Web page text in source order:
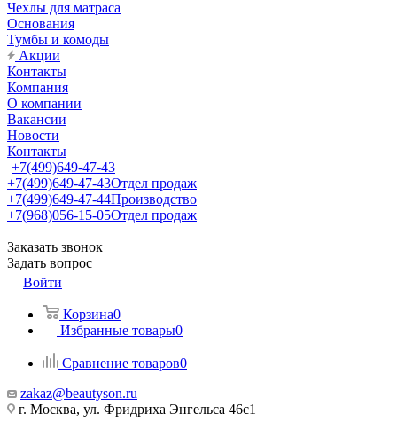
Чехлы для матраса
Основания
Тумбы и комоды
Акции
Контакты
Компания
О компании
Вакансии
Новости
Контакты
+7(499)649-47-43
+7(499)649-47-43Отдел продаж
+7(499)649-47-44Производство
+7(968)056-15-05Отдел продаж
Заказать звонок
Задать вопрос
Войти
Корзина0
Избранные товары0
Сравнение товаров0
zakaz@beautyson.ru
г. Москва, ул. Фридриха Энгельса 46с1